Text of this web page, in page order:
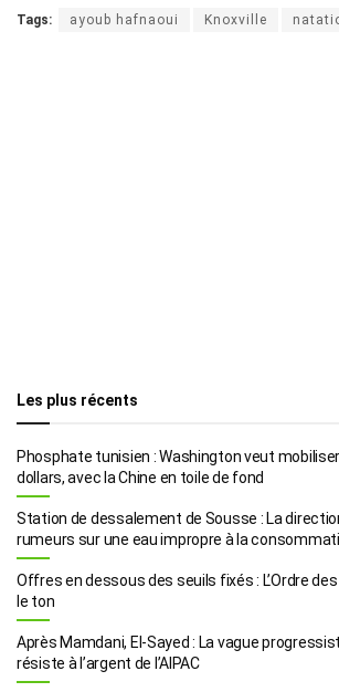
Tags: ayoub hafnaoui Knoxville
Les plus récents
Phosphate tunisien : Washington veut
dollars, avec la Chine en toile de fond
Station de dessalement de Sousse : La
rumeurs sur une eau impropre à la
Offres en dessous des seuils fixés : L’Ordre
le ton
Après Mamdani, El-Sayed : La vague
résiste à l’argent de l’AIPAC